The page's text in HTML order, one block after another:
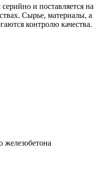
и поставляется на
Сырье, материалы, а
контролю качества.
железобетона